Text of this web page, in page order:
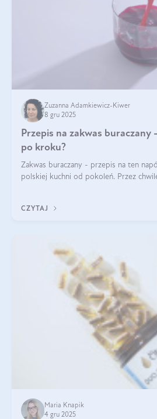
Zuzanna Adamkiewicz-Kiwer
8 gru 2025
Przepis na zakwas buraczany
po kroku?
Zakwas buraczany - przepis na ten
polskiej kuchni od pokoleń. Przez
CZYTAJ
Maria Knapik
4 gru 2025